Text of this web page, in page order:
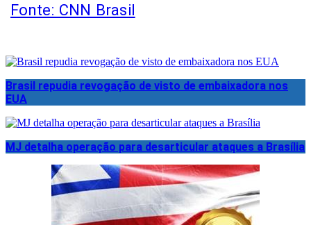
Fonte: CNN Brasil
Brasil repudia revogação de visto de embaixadora nos
EUA
MJ detalha operação para desarticular ataques a Brasília